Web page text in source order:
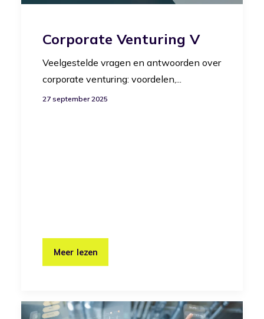
Corporate Venturing V
Veelgestelde vragen en antwoorden over
corporate venturing: voordelen,...
27 september 2025
Meer lezen